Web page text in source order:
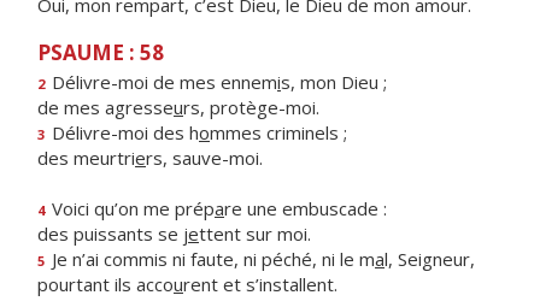
Oui, mon rempart, c’est Dieu, le Dieu de mon amour.
PSAUME : 58
2 Délivre-moi de mes ennemis, mon Dieu ;
de mes agresseurs, protège-moi.
3 Délivre-moi des hommes criminels ;
des meurtriers, sauve-moi.
4 Voici qu’on me prépare une embuscade :
des puissants se jettent sur moi.
5 Je n’ai commis ni faute, ni péché, ni le mal, Seigneur,
pourtant ils accourent et s’installent.